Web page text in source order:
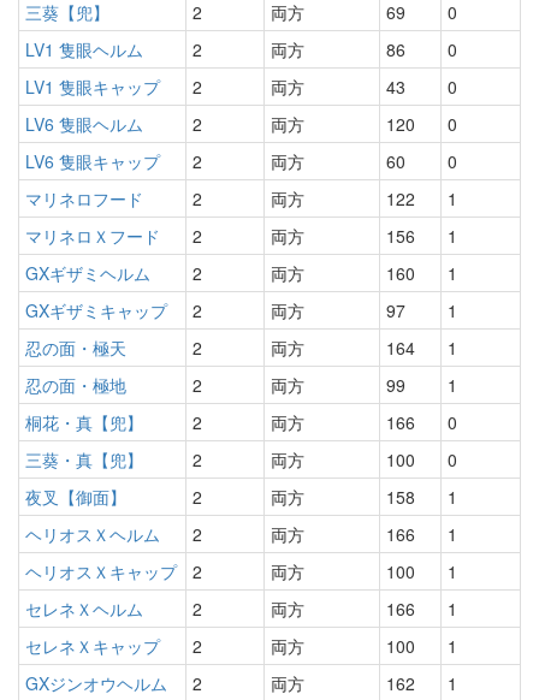
三葵【兜】
2 両方 69
0
LV1 隻眼ヘルム
2 両方 86
0
LV1 隻眼キャップ
2 両方 43
0
LV6 隻眼ヘルム
2 両方 120
0
LV6 隻眼キャップ
2 両方 60
0
マリネロフード
2 両方 122
1
マリネロＸフード
2 両方 156
1
GXギザミヘルム
2 両方 160
1
GXギザミキャップ
2 両方 97
1
忍の面・極天
2 両方 164
1
忍の面・極地
2 両方 99
1
桐花・真【兜】
2 両方 166
0
三葵・真【兜】
2 両方 100
0
夜叉【御面】
2 両方 158
1
ヘリオスＸヘルム
2 両方 166
1
ヘリオスＸキャップ
2 両方 100
1
セレネＸヘルム
2 両方 166
1
セレネＸキャップ
2 両方 100
1
GXジンオウヘルム
2 両方 162
1